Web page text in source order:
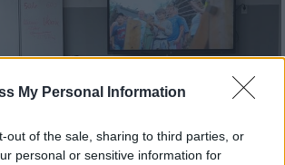
My Personal Information
out of the sale, sharing to third parties, or
personal or sensitive information for